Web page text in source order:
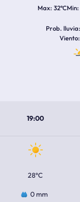
32ºC
Prob. lluvia
Viento
19:00
28ºC
0 mm